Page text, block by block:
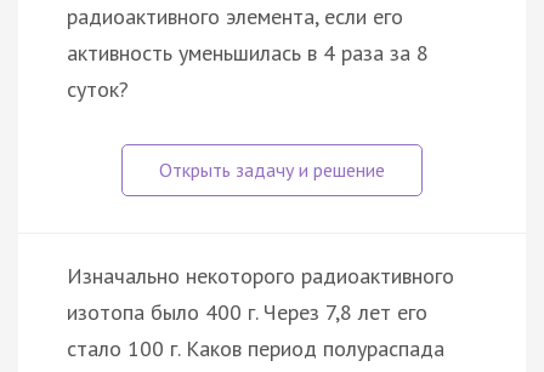
радиоактивного элемента, если его
активность уменьшилась в 4 раза за 8
суток?
Изначально некоторого радиоактивного
изотопа было 400 г. Через 7,8 лет его
стало 100 г. Каков период полураспада